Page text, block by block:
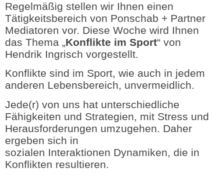
Regelmäßig stellen wir Ihnen einen
Tätigkeitsbereich von Ponschab + Partner
Mediatoren vor. Diese Woche wird Ihnen
das Thema „Konflikte im Sport“ von
Hendrik Ingrisch vorgestellt.
Konflikte sind im Sport, wie auch in jedem
anderen Lebensbereich, unvermeidlich.
Jede(r) von uns hat unterschiedliche
Fähigkeiten und Strategien, mit Stress und
Herausforderungen umzugehen. Daher
ergeben sich in
sozialen Interaktionen Dynamiken, die in
Konflikten resultieren.